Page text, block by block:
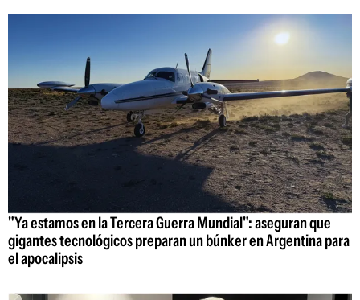
"Ya estamos en la Tercera Guerra Mundial": aseguran que
gigantes tecnológicos preparan un búnker en Argentina para
el apocalipsis